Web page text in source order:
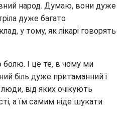
народ. Думаю, вони дуже
дуже багато
у тому, як лікарі говорять
болю. І це те, в чому ми
біль дуже притаманний і
від яких очікують
а їм самим ніде шукати